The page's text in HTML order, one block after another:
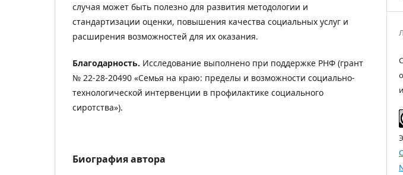
случая может быть полезно для развития методологии и
стандартизации оценки, повышения качества социальных услуг и
расширения возможностей для их оказания.
Благодарность. Исследование выполнено при поддержке РНФ (грант
№ 22-28-20490 «Семья на краю: пределы и возможности социально-
технологической интервенции в профилактике социального
сиротства»).
Биография автора